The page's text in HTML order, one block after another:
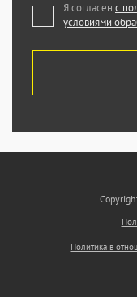
Я согласен с
условиями
Политика в